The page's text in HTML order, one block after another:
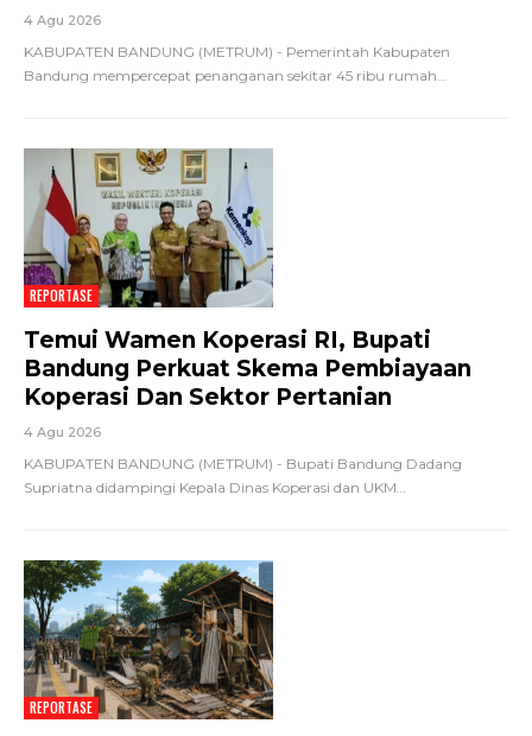
4 Agu 2026
KABUPATEN BANDUNG (METRUM) - Pemerintah Kabupaten
Bandung mempercepat penanganan sekitar 45 ribu rumah
REPORTASE
Temui Wamen Koperasi RI, Bupati
Bandung Perkuat Skema Pembiayaan
Koperasi Dan Sektor Pertanian
4 Agu 2026
KABUPATEN BANDUNG (METRUM) - Bupati Bandung Dadang
Supriatna didampingi Kepala Dinas Koperasi dan UKM
REPORTASE